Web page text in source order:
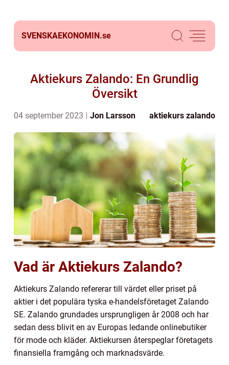
SVENSKAEKONOMIN.se
Aktiekurs Zalando: En Grundlig
Översikt
04 september 2023 Jon Larsson aktiekurs zalando
Vad är Aktiekurs Zalando?
Aktiekurs Zalando refererar till värdet eller priset på
aktier i det populära tyska e-handelsföretaget Zalando
SE. Zalando grundades ursprungligen år 2008 och har
sedan dess blivit en av Europas ledande onlinebutiker
för mode och kläder. Aktiekursen återspeglar företagets
finansiella framgång och marknadsvärde.